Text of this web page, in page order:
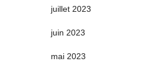
juillet 2023
juin 2023
mai 2023